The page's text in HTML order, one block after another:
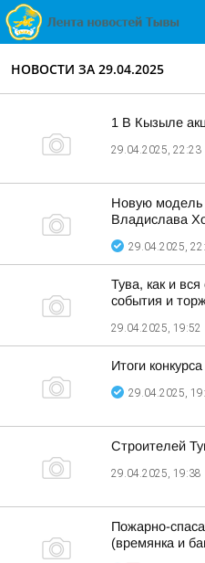
НОВОСТИ ЗА 29.04.2025
1 В Кызыле
29.04.2025, 22:23
Новую модель
Владислава
29.04.2025,
Тува, как и
события и
29.04.2025, 19:52
Итоги
29.04.2025,
Строителей
29.04.2025, 19:38
Пожарно-
(времянка и